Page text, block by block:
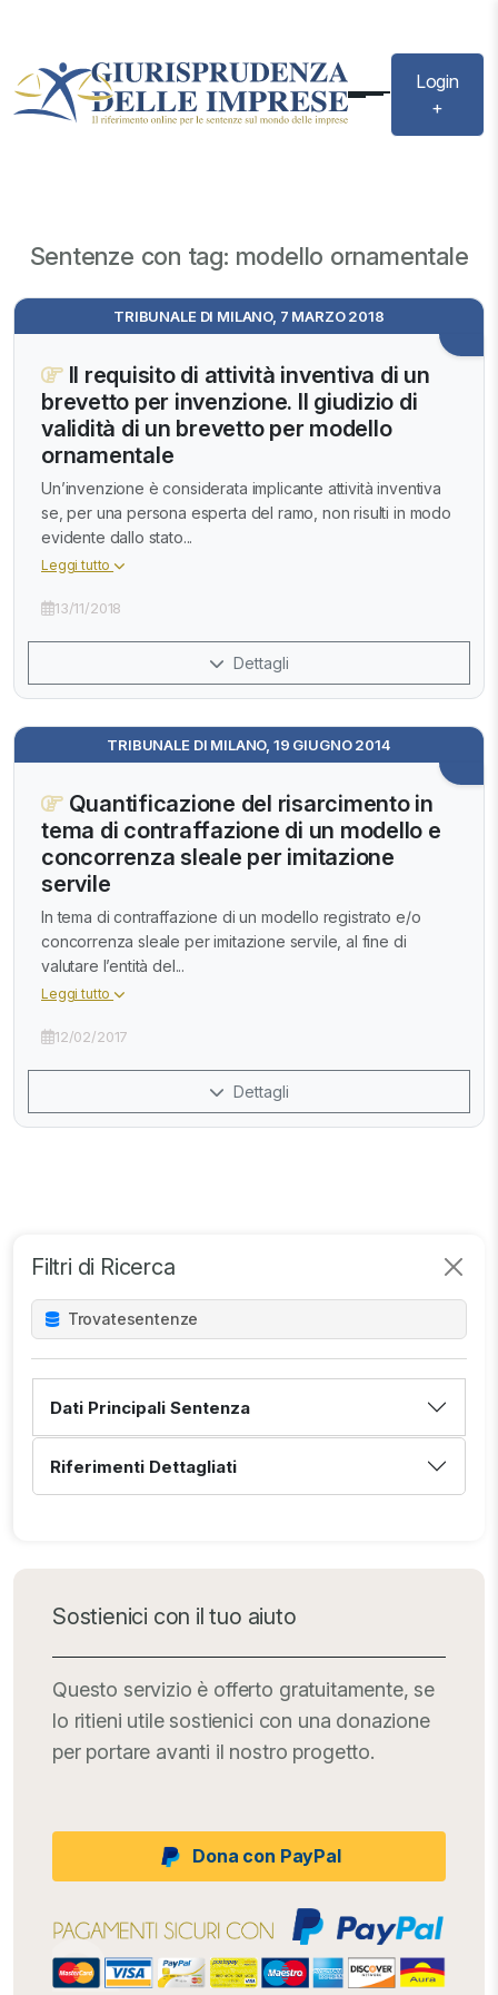
Login
+
Sentenze con tag: modello ornamentale
Filtri di Ricerca
Trovatesentenze
Dati Principali Sentenza
Riferimenti Dettagliati
Sostienici con il tuo aiuto
Questo servizio è offerto gratuitamente, se
lo ritieni utile sostienici con una donazione
per portare avanti il nostro progetto.
Dona con PayPal
TRIBUNALE DI MILANO, 7 MARZO 2018
Il requisito di attività inventiva di un
brevetto per invenzione. Il giudizio di
validità di un brevetto per modello
ornamentale
Un’invenzione è considerata implicante attività inventiva
se, per una persona esperta del ramo, non risulti in modo
evidente dallo stato...
Leggi tutto
13/11/2018
Dettagli
TRIBUNALE DI MILANO, 19 GIUGNO 2014
Quantificazione del risarcimento in
tema di contraffazione di un modello e
concorrenza sleale per imitazione
servile
In tema di contraffazione di un modello registrato e/o
concorrenza sleale per imitazione servile, al fine di
valutare l’entità del...
Leggi tutto
12/02/2017
Dettagli